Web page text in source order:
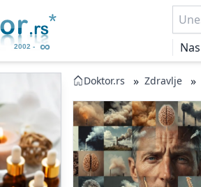
Doktor.rs » Zdravlje »